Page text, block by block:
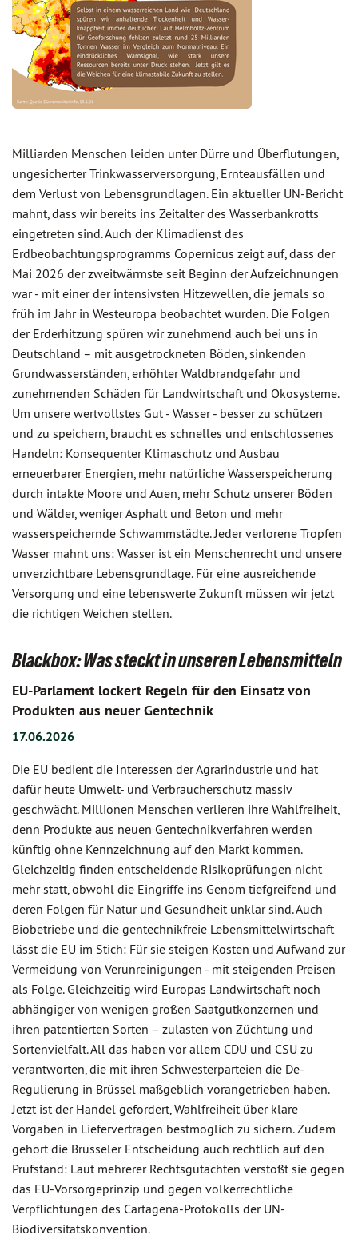
Milliarden Menschen leiden unter Dürre und Überflutungen,
ungesicherter Trinkwasserversorgung, Ernteausfällen und
dem Verlust von Lebensgrundlagen. Ein aktueller UN-Bericht
mahnt, dass wir bereits ins Zeitalter des Wasserbankrotts
eingetreten sind. Auch der Klimadienst des
Erdbeobachtungsprogramms Copernicus zeigt auf, dass der
Mai 2026 der zweitwärmste seit Beginn der Aufzeichnungen
war - mit einer der intensivsten Hitzewellen, die jemals so
früh im Jahr in Westeuropa beobachtet wurden. Die Folgen
der Erderhitzung spüren wir zunehmend auch bei uns in
Deutschland – mit ausgetrockneten Böden, sinkenden
Grundwasserständen, erhöhter Waldbrandgefahr und
zunehmenden Schäden für Landwirtschaft und Ökosysteme.
Um unsere wertvollstes Gut - Wasser - besser zu schützen
und zu speichern, braucht es schnelles und entschlossenes
Handeln: Konsequenter Klimaschutz und Ausbau
erneuerbarer Energien, mehr natürliche Wasserspeicherung
durch intakte Moore und Auen, mehr Schutz unserer Böden
und Wälder, weniger Asphalt und Beton und mehr
wasserspeichernde Schwammstädte. Jeder verlorene Tropfen
Wasser mahnt uns: Wasser ist ein Menschenrecht und unsere
unverzichtbare Lebensgrundlage. Für eine ausreichende
Versorgung und eine lebenswerte Zukunft müssen wir jetzt
die richtigen Weichen stellen.
Blackbox: Was steckt in unseren Lebensmitteln
EU-Parlament lockert Regeln für den Einsatz von
Produkten aus neuer Gentechnik
17.06.2026
Die EU bedient die Interessen der Agrarindustrie und hat
dafür heute Umwelt- und Verbraucherschutz massiv
geschwächt. Millionen Menschen verlieren ihre Wahlfreiheit,
denn Produkte aus neuen Gentechnikverfahren werden
künftig ohne Kennzeichnung auf den Markt kommen.
Gleichzeitig finden entscheidende Risikoprüfungen nicht
mehr statt, obwohl die Eingriffe ins Genom tiefgreifend und
deren Folgen für Natur und Gesundheit unklar sind. Auch
Biobetriebe und die gentechnikfreie Lebensmittelwirtschaft
lässt die EU im Stich: Für sie steigen Kosten und Aufwand zur
Vermeidung von Verunreinigungen - mit steigenden Preisen
als Folge. Gleichzeitig wird Europas Landwirtschaft noch
abhängiger von wenigen großen Saatgutkonzernen und
ihren patentierten Sorten – zulasten von Züchtung und
Sortenvielfalt. All das haben vor allem CDU und CSU zu
verantworten, die mit ihren Schwesterparteien die De-
Regulierung in Brüssel maßgeblich vorangetrieben haben.
Jetzt ist der Handel gefordert, Wahlfreiheit über klare
Vorgaben in Lieferverträgen bestmöglich zu sichern. Zudem
gehört die Brüsseler Entscheidung auch rechtlich auf den
Prüfstand: Laut mehrerer Rechtsgutachten verstößt sie gegen
das EU-Vorsorgeprinzip und gegen völkerrechtliche
Verpflichtungen des Cartagena-Protokolls der UN-
Biodiversitätskonvention.